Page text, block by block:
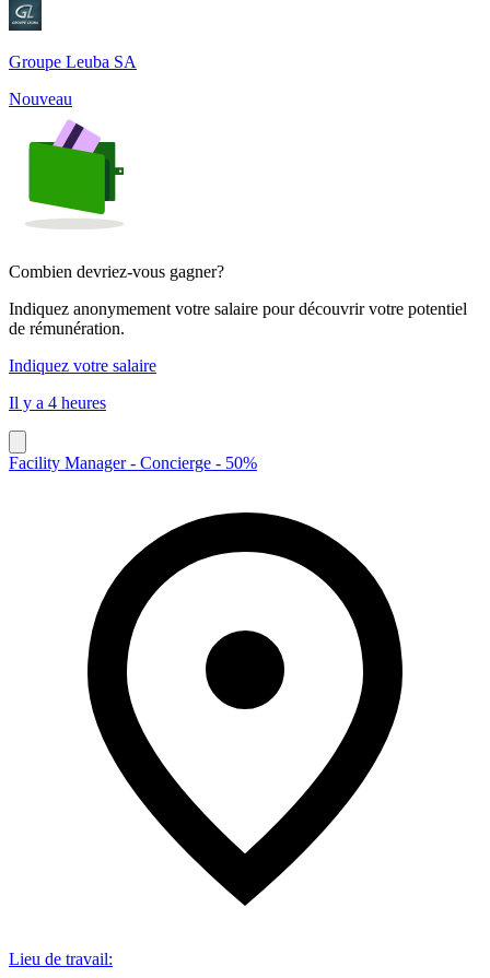
Groupe Leuba SA
Nouveau
Combien devriez-vous gagner?
Indiquez anonymement votre salaire pour découvrir votre potentiel
de rémunération.
Indiquez votre salaire
Il y a 4 heures
Facility Manager - Concierge - 50%
Lieu de travail: